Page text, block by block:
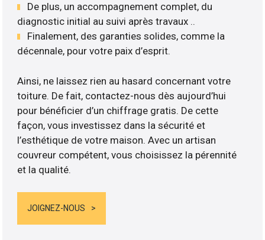
De plus, un accompagnement complet, du
diagnostic initial au suivi après travaux ..
Finalement, des garanties solides, comme la
décennale, pour votre paix d’esprit.
Ainsi, ne laissez rien au hasard concernant votre
toiture. De fait, contactez-nous dès aujourd’hui
pour bénéficier d’un chiffrage gratis. De cette
façon, vous investissez dans la sécurité et
l’esthétique de votre maison. Avec un artisan
couvreur compétent, vous choisissez la pérennité
et la qualité.
JOIGNEZ-NOUS